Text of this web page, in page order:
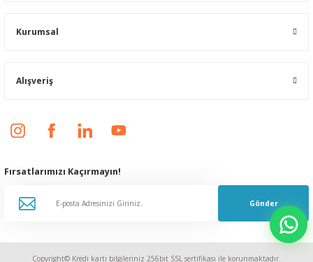
Kurumsal
Alışveriş
Fırsatlarımızı Kaçırmayın!
Gönder
Copyright© Kredi kartı bilgileriniz 256bit SSL sertifikası ile korunmaktadır.